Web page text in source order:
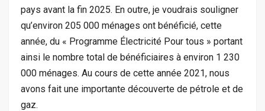
pays avant la fin 2025. En outre, je voudrais souligner
qu’environ 205 000 ménages ont bénéficié, cette
année, du « Programme Électricité Pour tous » portant
ainsi le nombre total de bénéficiaires à environ 1 230
000 ménages. Au cours de cette année 2021, nous
avons fait une importante découverte de pétrole et de
gaz.